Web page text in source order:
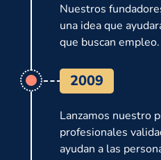
Nuestros
una idea que
que buscan empleo.
2009
Lanzamos nuestro
profesionales
ayudan a las